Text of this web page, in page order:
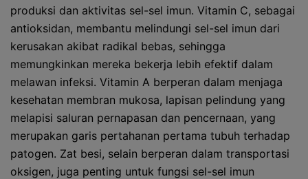
produksi dan aktivitas sel-sel imun. Vitamin C, sebagai
antioksidan, membantu melindungi sel-sel imun dari
kerusakan akibat radikal bebas, sehingga
memungkinkan mereka bekerja lebih efektif dalam
melawan infeksi. Vitamin A berperan dalam menjaga
kesehatan membran mukosa, lapisan pelindung yang
melapisi saluran pernapasan dan pencernaan, yang
merupakan garis pertahanan pertama tubuh terhadap
patogen. Zat besi, selain berperan dalam transportasi
oksigen, juga penting untuk fungsi sel-sel imun